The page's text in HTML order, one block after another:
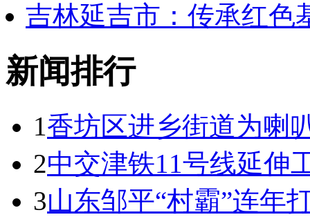
吉林延吉市：传承红色
新闻排行
1香坊区进乡街道为喇
2中交津铁11号线延伸
3山东邹平“村霸”连年